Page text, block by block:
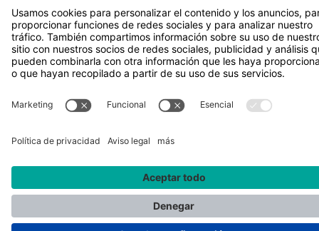
*Precio de venta recomendado incl. IVA más gastos de envío
Rotax Bike Technology AG © 2025